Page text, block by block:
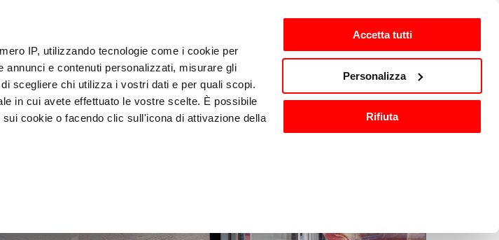
IP, utilizzando tecnologie come i cookie per
e contenuti personalizzati, misurare gli
scegliere chi utilizza i vostri dati e per quali scopi.
in cui avete effettuato le vostre scelte. È possibile
cookie o facendo clic sull'icona di attivazione della
specifiche (impronte digitali).
Accetta tutti
Personalizza
Rifiuta
客户 zh-CN
器 食陈列 洗与消毒 其他厨房设备